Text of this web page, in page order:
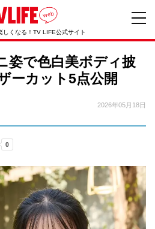
しくなる！TV LIFE公式サイト
姿で色白美ボディ披
ーカット5点公開
2026年05月18日